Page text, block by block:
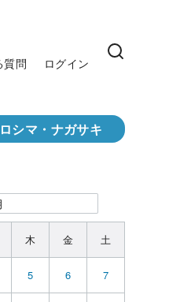
質問 ログイン
シマ・ナガサキ
木 金 土
5 6 7